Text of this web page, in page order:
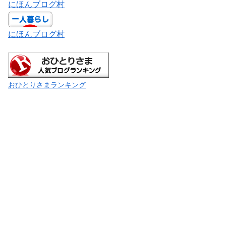
にほんブログ村
にほんブログ村
おひとりさまランキング